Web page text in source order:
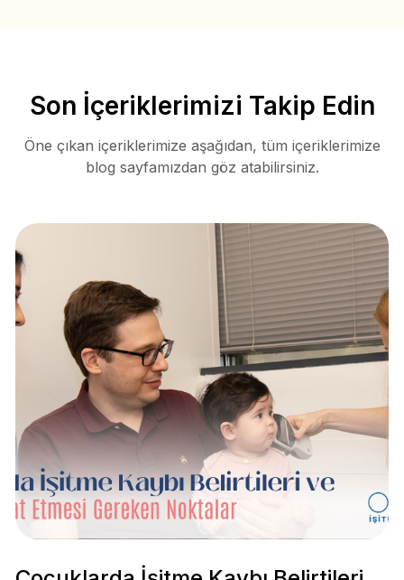
Son İçeriklerimizi Takip Edin
Öne çıkan içeriklerimize aşağıdan, tüm içeriklerimize
blog sayfamızdan göz atabilirsiniz.